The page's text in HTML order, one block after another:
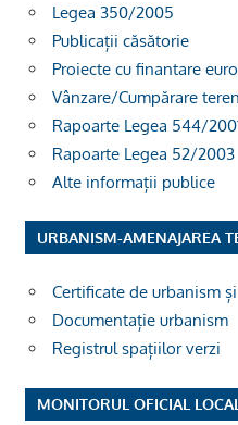
Legea 350/2005
Publicații căsătorie
Proiecte cu finantare
Vânzare/Cumpărare
Rapoarte Legea 544/
Rapoarte Legea 52/2003
Alte informații publice
URBANISM-AMENAJAREA
Certificate de urbanism
Documentație urbanism
Registrul spațiilor verzi
MONITORUL OFICIAL LOCAL